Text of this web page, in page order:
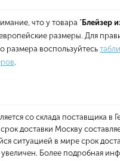
что у товара "Блейзер
размеры. Для
размера воспользуйтесь
.
со склада поставщика в
доставки Москву
ситуацией в мире срок
Более подробная